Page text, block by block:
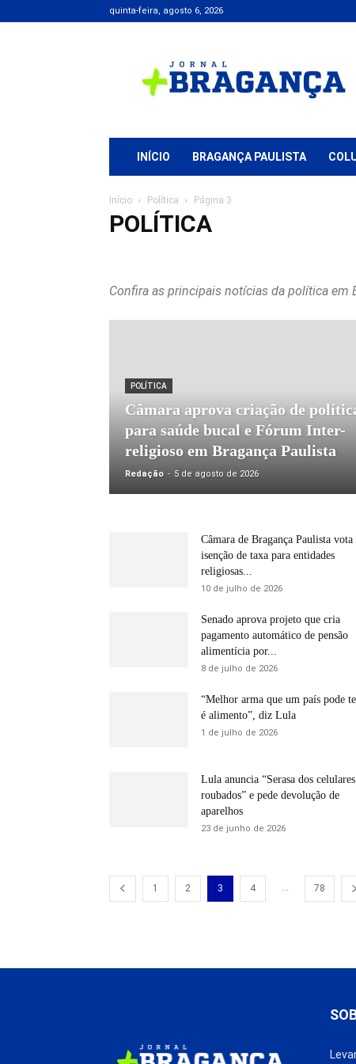
quinta-feira, agosto 6, 2026
+
Bragança
INÍCIO BRAGANÇA PAULISTA
Início Política Página 3
POLÍTICA
Confira as principais notícias da política em
POLÍTICA
Câmara aprova criação de
para saúde bucal e Fórum Inter-
religioso em Bragança Paulista
Redação - 5 de agosto de 2026
Câmara de Bragança Paulista vota
isenção de taxa para entidades
religiosas...
10 de julho de 2026
Senado aprova projeto que cria
pagamento automático de pensão
alimentícia por...
8 de julho de 2026
“Melhor arma que um país pode
é alimento”, diz Lula
1 de julho de 2026
Lula anuncia “Serasa dos celulares
roubados” e pede devolução de
aparelhos
23 de junho de 2026
1 2 3 4 ... 78